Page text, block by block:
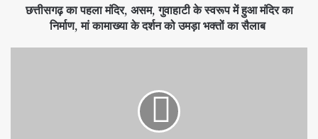
छत्तीसगढ़ का पहला मंदिर, असम, गुवाहाटी के स्वरूप में हुआ मंदिर का
निर्माण, मां कामाख्या के दर्शन को उमड़ा भक्तों का सैलाब